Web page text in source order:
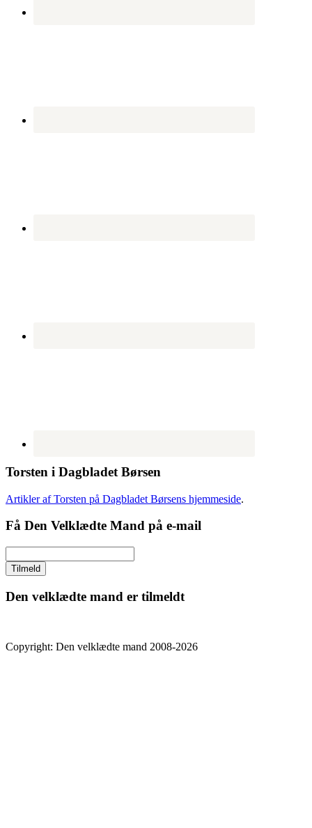
Torsten i Dagbladet Børsen
Artikler af Torsten på Dagbladet Børsens hjemmeside.
Få Den Velklædte Mand på e-mail
Den velklædte mand er tilmeldt
Copyright: Den velklædte mand 2008-2026